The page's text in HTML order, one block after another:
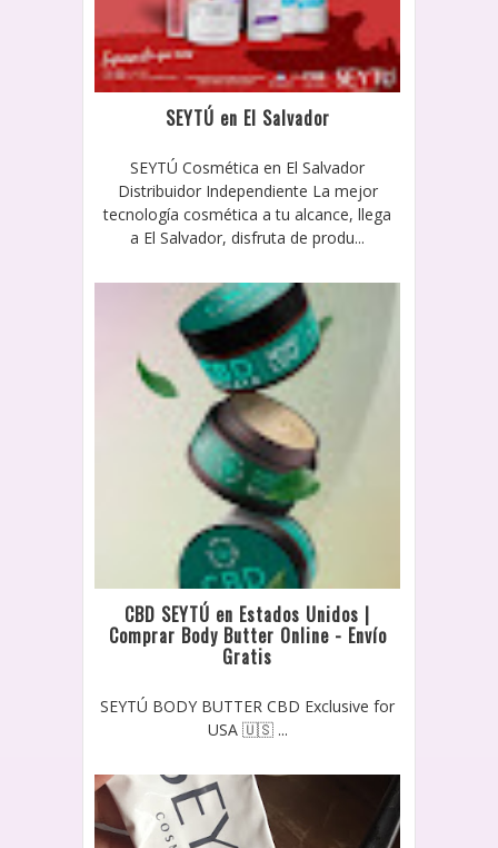
SEYTÚ en El Salvador
SEYTÚ Cosmética en El Salvador
Distribuidor Independiente La mejor
tecnología cosmética a tu alcance, llega
a El Salvador, disfruta de produ...
CBD SEYTÚ en Estados Unidos |
Comprar Body Butter Online - Envío
Gratis
SEYTÚ BODY BUTTER CBD Exclusive for
USA 🇺🇸 ...